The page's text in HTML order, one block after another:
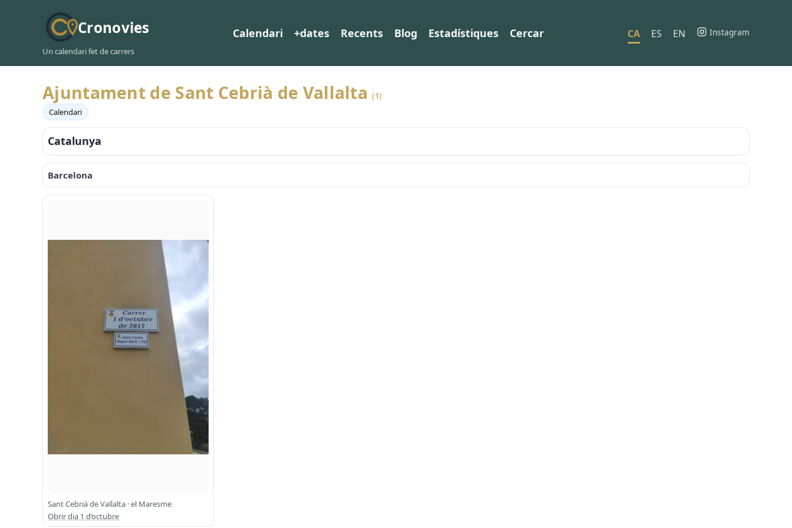
Cronovies
Un calendari fet de carrers
Calendari +dates Recents Blog Estadístiques Cercar CA ES EN Instagram
Ajuntament de Sant Cebrià de Vallalta(1)
Calendari
Catalunya
Barcelona
Sant Cebrià de Vallalta · el Maresme
Obrir dia 1 d’octubre